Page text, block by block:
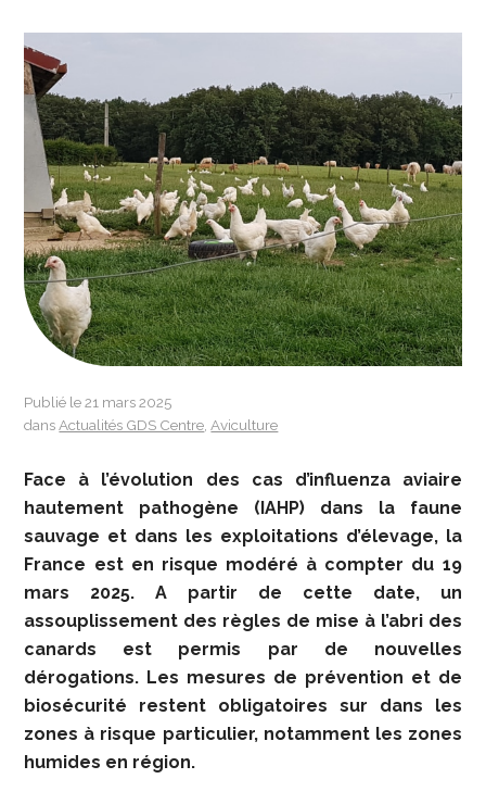
Publié le 21 mars 2025
dans Actualités GDS Centre Aviculture
Face à l’évolution des cas d’influenza aviaire
hautement pathogène (IAHP) dans la faune
sauvage et dans les exploitations d’élevage, la
France est en risque modéré à compter du 19
mars 2025. A partir de cette date, un
assouplissement des règles de mise à l’abri des
canards est permis par de nouvelles
dérogations. Les mesures de prévention et de
biosécurité restent obligatoires sur dans les
zones à risque particulier, notamment les zones
humides en région.